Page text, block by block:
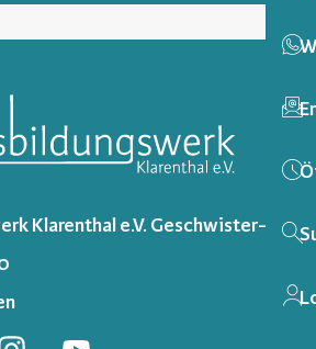
Klarenthal e.V. Geschwister-